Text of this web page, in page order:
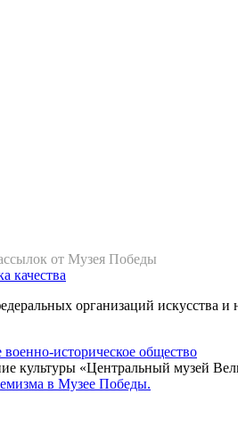
от Музея Победы
качества
организаций искусства и
культуры «Центральный музей
в Музее Победы.